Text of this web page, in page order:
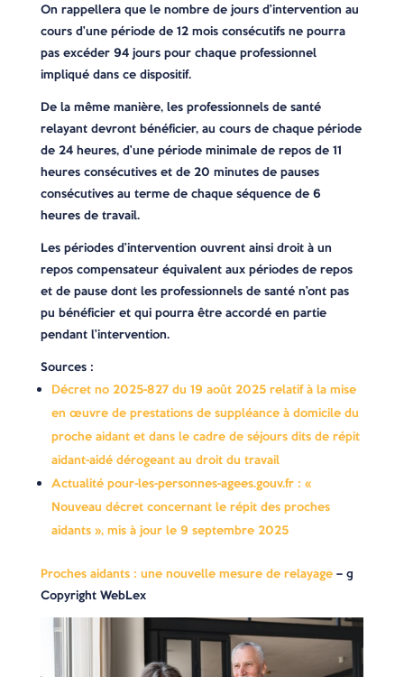
On rappellera que le nombre de jours d’intervention au
cours d’une période de 12 mois consécutifs ne pourra
pas excéder 94 jours pour chaque professionnel
impliqué dans ce dispositif.
De la même manière, les professionnels de santé
relayant devront bénéficier, au cours de chaque période
de 24 heures, d’une période minimale de repos de 11
heures consécutives et de 20 minutes de pauses
consécutives au terme de chaque séquence de 6
heures de travail.
Les périodes d’intervention ouvrent ainsi droit à un
repos compensateur équivalent aux périodes de repos
et de pause dont les professionnels de santé n’ont pas
pu bénéficier et qui pourra être accordé en partie
pendant l’intervention.
Sources :
Décret no 2025-827 du 19 août 2025 relatif à la mise
en œuvre de prestations de suppléance à domicile du
proche aidant et dans le cadre de séjours dits de répit
aidant-aidé dérogeant au droit du travail
Actualité pour-les-personnes-agees.gouv.fr : «
Nouveau décret concernant le répit des proches
aidants », mis à jour le 9 septembre 2025
Proches aidants : une nouvelle mesure de relayage – ©
Copyright WebLex